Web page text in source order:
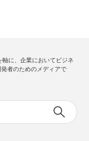
に、企業においてビジネ
者のためのメディアで